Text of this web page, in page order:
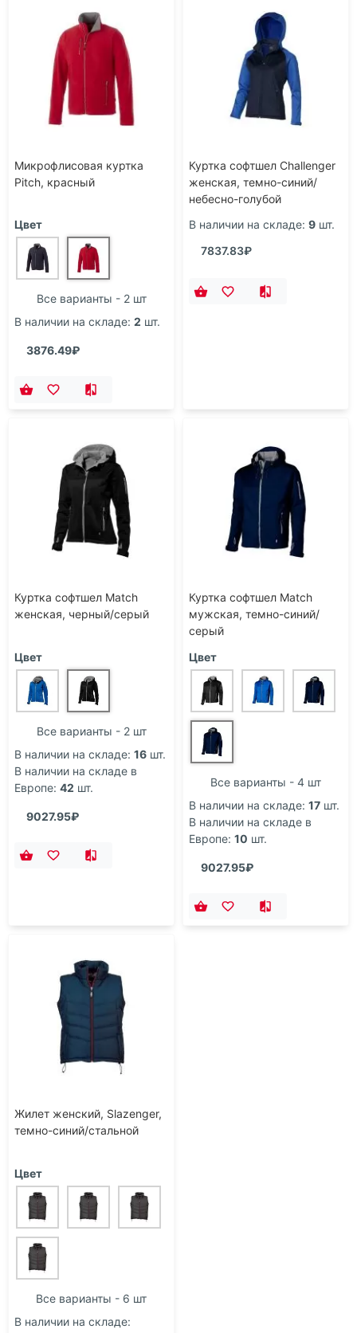
Микрофлисовая куртка
Pitch, красный
Цвет
Все варианты - 2 шт
В наличии на складе: 2 шт.
3876.49₽
Куртка софтшел Сhallenger
женская, темно-синий/
небесно-голубой
В наличии на складе: 9 шт.
7837.83₽
Куртка софтшел Match
женская, черный/серый
Цвет
Все варианты - 2 шт
В наличии на складе: 16 шт.
В наличии на складе в
Европе: 42 шт.
9027.95₽
Куртка софтшел Match
мужская, темно-синий/
серый
Цвет
Все варианты - 4 шт
В наличии на складе: 17 шт.
В наличии на складе в
Европе: 10 шт.
9027.95₽
Жилет женский, Slazenger,
темно-синий/стальной
Цвет
Все варианты - 6 шт
В наличии на складе: